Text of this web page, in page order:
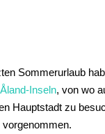
Sommerurlaub
Åland-Inseln, von wo
Hauptstadt zu
vorgenommen.